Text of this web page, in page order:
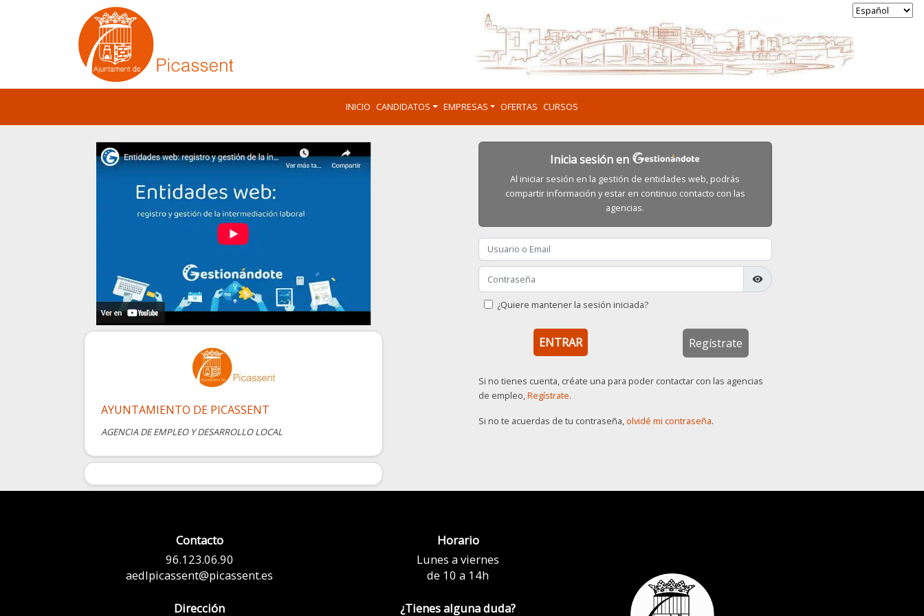
INICIO CANDIDATOS EMPRESAS OFERTAS CURSOS
AYUNTAMIENTO DE PICASSENT
AGENCIA DE EMPLEO Y DESARROLLO LOCAL
Inicia sesión en
Al iniciar sesión en la gestión de entidades web, podrás
compartir información y estar en continuo contacto con las
agencias.
visibility
¿Quiere mantener la sesión iniciada?
Regístrate
Si no tienes cuenta, créate una para poder contactar con las agencias
de empleo,Regístrate.
Si no te acuerdas de tu contraseña, olvidé mi contraseña.
Contacto
96.123.06.90
aedlpicassent@picassent.es
Dirección
Horario
Lunes a viernes
de 10 a 14h
¿Tienes alguna duda?